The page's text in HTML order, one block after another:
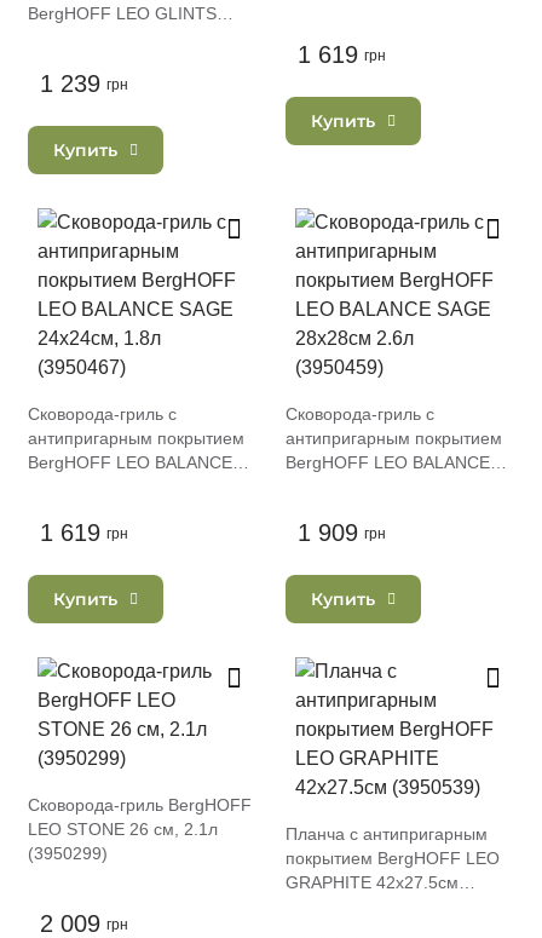
BergHOFF LEO GLINTS
1 239 грн
Купить
1 619 грн
Купить
Сковорода-гриль с
антипригарным покрытием
BergHOFF LEO BALANCE
1 619 грн
Купить
Сковорода-гриль с
антипригарным покрытием
BergHOFF LEO BALANCE
1 909 грн
Купить
Сковорода-гриль BergHOFF
LEO STONE 26 см, 2.1л
(3950299)
2 009 грн
Планча с антипригарным
покрытием BergHOFF LEO
GRAPHITE 42х27.5см